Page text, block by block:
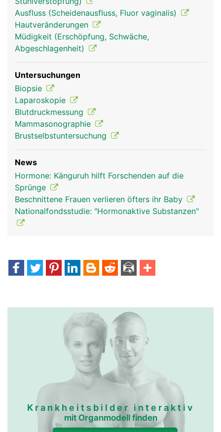
Ausfluss (Scheidenausfluss, Fluor vaginalis)
Hautveränderungen
Müdigkeit (Erschöpfung, Schwäche,
Abgeschlagenheit)
Untersuchungen
Biopsie
Laparoskopie
Blutdruckmessung
Mammasonographie
Brustselbstuntersuchung
News
Hormone: Känguruh hilft Forschenden auf die
Sprünge
Beschnittene Frauen verlieren öfters ihr Baby
Nationalfondsstudie: "Hormonaktive Substanzen"
Krankheitsbilder interaktiv
mit Organmodell finden